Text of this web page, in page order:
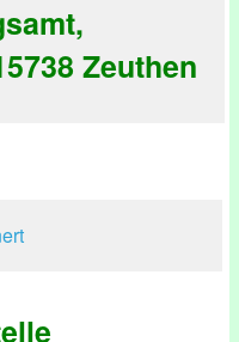
Zeuthen